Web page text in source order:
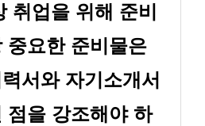
취업을 위해 준비
중요한 준비물은
서와 자기소개서
점을 강조해야 하